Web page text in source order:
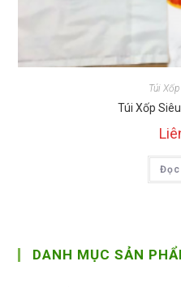
Túi
Túi Xốp
DANH MỤC SẢN